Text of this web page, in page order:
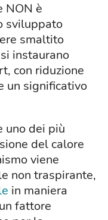
NON è
sviluppato
smaltito
instaurano
con riduzione
un significativo
uno dei più
del calore
viene
non traspirante,
in maniera
fattore